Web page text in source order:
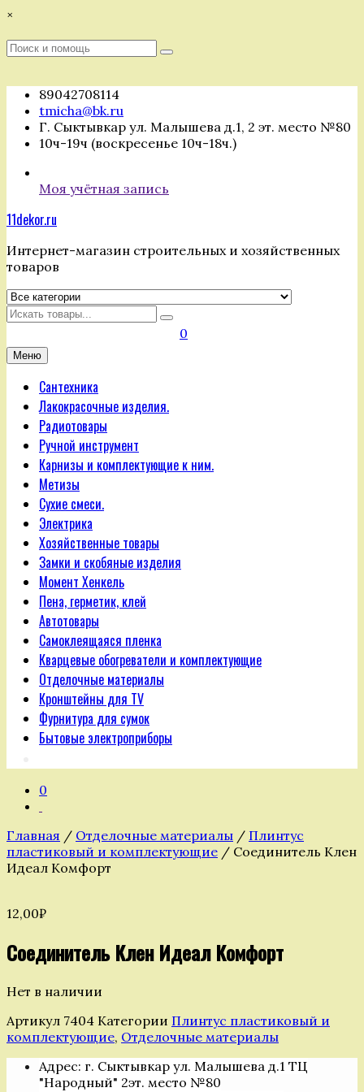
Перейти
содержимому
×
Поиск
Поиск
89042708114
tmicha@bk.ru
Г. Сыктывкар ул. Малышева д.1, 2 эт. место №80
10ч-19ч (воскресенье 10ч-18ч.)
Моя учётная запись
11dekor.ru
Интернет-магазин строительных и хозяйственных
товаров
Искать
0
Меню
Сантехника
Лакокрасочные изделия.
Радиотовары
Ручной инструмент
Карнизы и комплектующие к ним.
Метизы
Сухие смеси.
Электрика
Хозяйственные товары
Замки и скобяные изделия
Момент Хенкель
Пена, герметик, клей
Автотовары
Самоклеящаяся пленка
Кварцевые обогреватели и комплектующие
Отделочные материалы
Кронштейны для TV
Фурнитура для сумок
Бытовые электроприборы
0
Главная / Отделочные материалы / Плинтус
пластиковый и комплектующие / Соединитель Клен
Идеал Комфорт
12,00₽
Соединитель Клен Идеал Комфорт
Нет в наличии
Артикул 7404 Категории Плинтус пластиковый и
комплектующие, Отделочные материалы
Адрес: г. Сыктывкар ул. Малышева д.1 ТЦ
"Народный" 2эт. место №80